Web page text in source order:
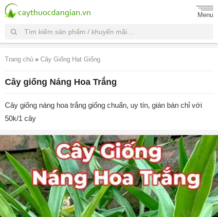
Menu
Trang chủ » Cây Giống Hạt Giống
Cây giống Náng Hoa Trắng
Cây giống náng hoa trắng giống chuẩn, uy tín, gián bán chỉ với
50k/1 cây